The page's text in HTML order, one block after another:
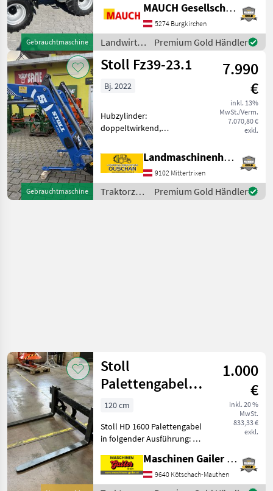
Gebrauchtmaschine
Schnellwechselrahmen,
hydr. Geräteverriegelung
Giant 2700HD+ Industrie
mit - Kabine 1-tuerig - Ber.
31x15.5
MAUCH Gesellschaft m.b.H. & Co.KG
5274 Burgkirchen
Landwirtsch.
Motorfahrzeuge
/ Giant
Premium Gold Händler
Gebrauchtmaschine
Stoll Fz39-23.1
7.990
€
inkl. 13%
MwSt./Verm.
7.070,80 €
exkl.
Bj. 2022
Hubzylinder:
doppeltwirkend,
Eilgangventil,
Parallelführung,
Schnellwechselrahmen, 3.
Steuerkreis Stoll Frontlader
ProfiLine FZ 39-23
Landmaschinenhandel Ouschan Anton
9102 Mittertrixen
Traktorzubehör
/ Stoll
Premium Gold Händler
Stoll
Palettengabel
HD 1600kg
1000mm Euro
1.000
€
inkl. 20 %
MwSt.
833,33 €
exkl.
120 cm
Stoll HD 1600 Palettengabel
in folgender Ausführung: *
Zinkenlänge 100 cm *
Zinkendimension Breite 800
mm, Stärke 30 mm * 3
Maschinen Gailer GmbH
9640 Kötschach-Mauthen